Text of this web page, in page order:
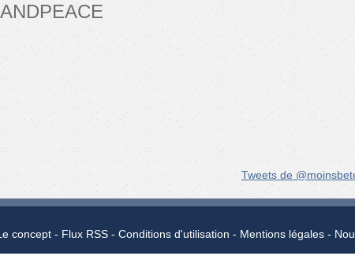
Tweets de
concept Flux RSS Conditions d'utilisation Mentions légales